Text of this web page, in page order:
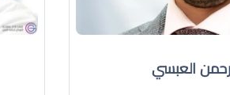
العبسي